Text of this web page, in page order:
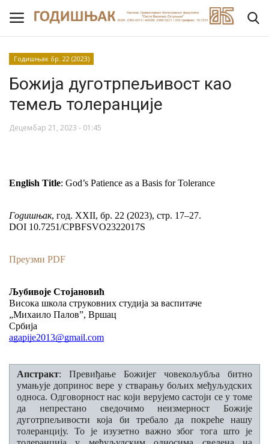
Насловна
ВИЈЕСТИ
Архив
КОНТАКТ
Језик
Годишњак бр. 22 (2023)
Божија дуготрпељивост као
темељ толеранције
Децембар 21, 2023 - 01:45
English Title: God’s Patience as a Basis for Tolerance
Годишњак, год. ХХII, бр. 22 (2023), стр. 17–27.
DOI 10.7251/CPBFSVO2322017S
Преузми PDF
Љубивоје Стојановић
Висока школа струковних студија за васпитаче
„Михаило Палов”, Вршац
Србија
agapije2013@gmail.com
Апстракт: Превиђање Божијег човекољубља битно
умањује допринос вере у стварању бољих међуљудских
односа. Одговорност нас који верујемо састоји се у томе
да непрестано сведочимо неизмерност Божије
дуготрпељивости која би требало да покреће нашу
толеранцију. То је изузетно важно због тога што је